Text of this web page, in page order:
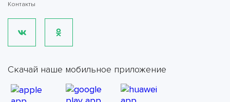
Контакты
Скачай наше мобильное приложение